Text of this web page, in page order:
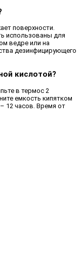
поверхности.
использованы для
ведре или на
дезинфицирующего
кислотой?
в термос 2
емкость кипятком
12 часов. Время от